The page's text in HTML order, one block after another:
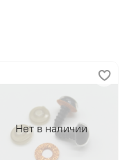
Нет в наличии